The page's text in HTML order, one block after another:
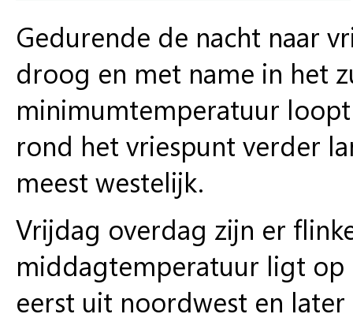
Gedurende de nacht naar
droog en met name in het
minimumtemperatuur loopt
rond het vriespunt verder
meest westelijk.
Vrijdag overdag zijn er
middagtemperatuur ligt op
eerst uit noordwest en